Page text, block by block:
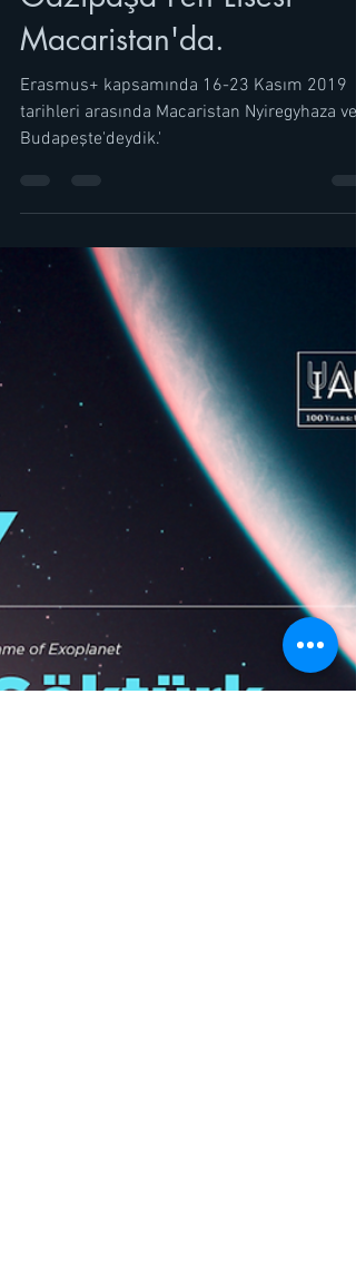
Mustafa Ünver
Gazipaşa Fen Lisesi
Macaristan'da.
Erasmus+ kapsamında 16-23 Kasım 2019
tarihleri arasında Macaristan Nyiregyhaza ve
Budapeşte'deydik.'